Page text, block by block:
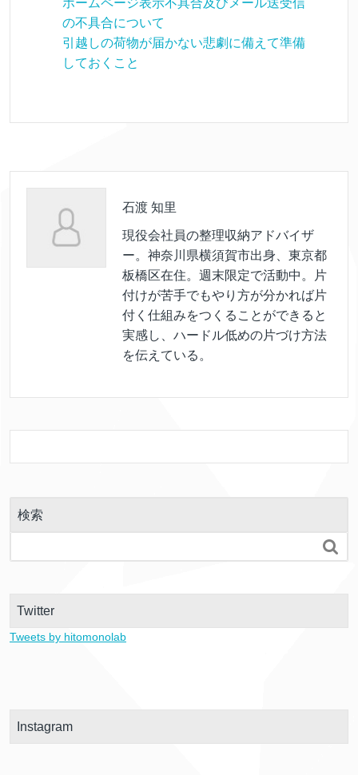
の不具合について
引越しの荷物が届かない悲劇に備えて準備
しておくこと
石渡 知里
現役会社員の整理収納アドバイザ
ー。神奈川県横須賀市出身、東京都
板橋区在住。週末限定で活動中。片
付けが苦手でもやり方が分かれば片
付く仕組みをつくることができると
実感し、ハードル低めの片づけ方法
を伝えている。
検索

Twitter
Tweets by hitomonolab
Instagram